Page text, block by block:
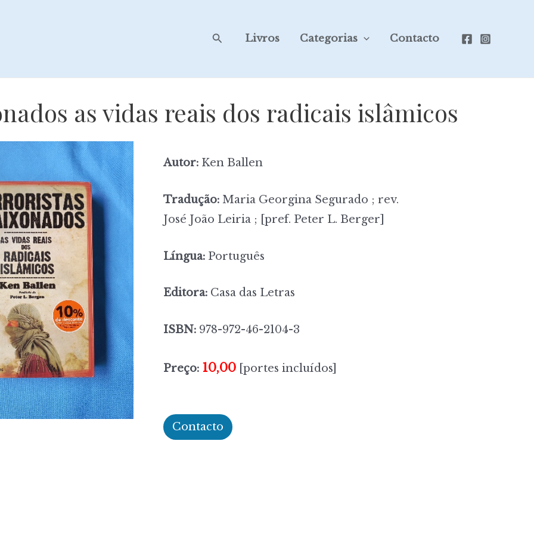
SearchLivros Categorias Contacto
as vidas reais dos radicais islâmicos
Autor: Ken Ballen
Tradução: Maria Georgina Segurado ; rev.
José João Leiria ; [pref. Peter L. Berger]
Língua: Português
Editora: Casa das Letras
ISBN: 978-972-46-2104-3
Preço: 10,00 [portes incluídos]
Contacto